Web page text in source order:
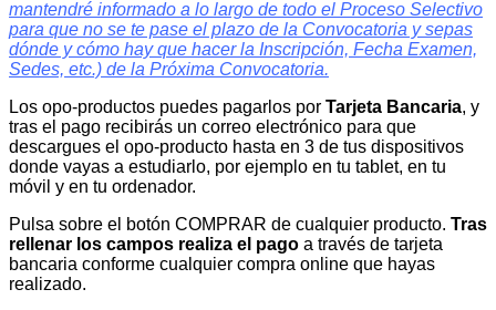
mantendré informado a lo largo de todo el Proceso Selectivo
para que no se te pase el plazo de la Convocatoria y sepas
dónde y cómo hay que hacer la Inscripción, Fecha Examen,
Sedes, etc.) de la Próxima Convocatoria.
Los opo-productos puedes pagarlos por Tarjeta Bancaria, y
tras el pago recibirás un correo electrónico para que
descargues el opo-producto hasta en 3 de tus dispositivos
donde vayas a estudiarlo, por ejemplo en tu tablet, en tu
móvil y en tu ordenador.
Pulsa sobre el botón COMPRAR de cualquier producto. Tras
rellenar los campos realiza el pago a través de tarjeta
bancaria conforme cualquier compra online que hayas
realizado.